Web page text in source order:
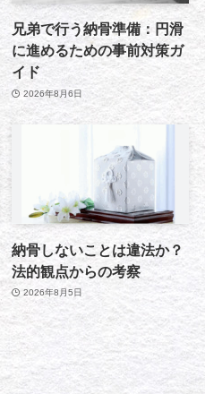
兄弟で行う納骨準備：円滑
に進めるための事前対策ガ
イド
2026年8月6日
納骨しないことは違法か？
法的観点からの考察
2026年8月5日